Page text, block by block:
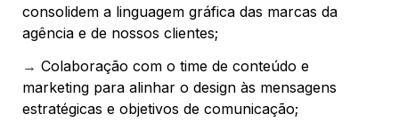
consolidem a linguagem gráfica das marcas da
agência e de nossos clientes;
→ Colaboração com o time de conteúdo e
marketing para alinhar o design às mensagens
estratégicas e objetivos de comunicação;